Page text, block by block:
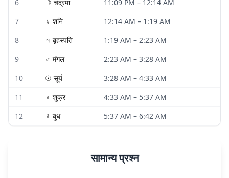
6 ☽ चंद्रमा 11:09 PM – 12:14 AM
7
♄ शनि 12:14 AM – 1:19 AM
8
♃ बृहस्पति 1:19 AM – 2:23 AM
9
♂ मंगल 2:23 AM – 3:28 AM
10
☉ सूर्य 3:28 AM – 4:33 AM
11
♀ शुक्र 4:33 AM – 5:37 AM
12
☿ बुध 5:37 AM – 6:42 AM
सामान्य प्रश्न